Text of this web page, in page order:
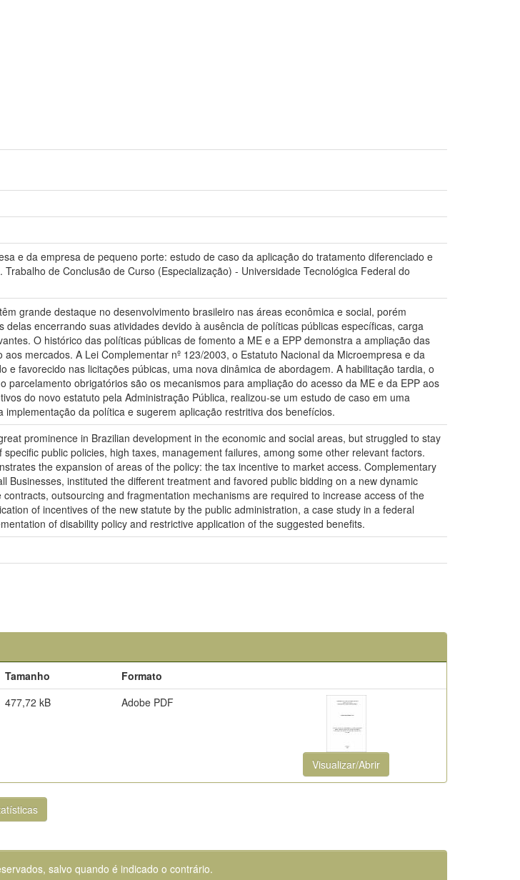
e da empresa de pequeno porte: estudo de caso da aplicação do tratamento diferenciado e
de Conclusão de Curso (Especialização) - Universidade Tecnológica Federal do
grande destaque no desenvolvimento brasileiro nas áreas econômica e social, porém
encerrando suas atividades devido à ausência de políticas públicas específicas, carga
O histórico das políticas públicas de fomento a ME e a EPP demonstra a ampliação das
mercados. A Lei Complementar nº 123/2003, o Estatuto Nacional da Microempresa e da
e favorecido nas licitações púbicas, uma nova dinâmica de abordagem. A habilitação tardia, o
obrigatórios são os mecanismos para ampliação do acesso da ME e da EPP aos
do novo estatuto pela Administração Pública, realizou-se um estudo de caso em uma
da política e sugerem aplicação restritiva dos benefícios.
prominence in Brazilian development in the economic and social areas, but struggled to stay
public policies, high taxes, management failures, among some other relevant factors.
the expansion of areas of the policy: the tax incentive to market access. Complementary
Businesses, instituted the different treatment and favored public bidding on a new dynamic
outsourcing and fragmentation mechanisms are required to increase access of the
of incentives of the new statute by the public administration, a case study in a federal
of disability policy and restrictive application of the suggested benefits.
Tamanho
Formato
477,72 kB Adobe PDF
Visualizar/Abrir
salvo quando é indicado o contrário.